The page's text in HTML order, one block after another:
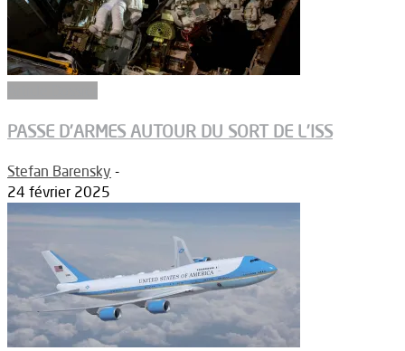
PASSE D’ARMES AUTOUR DU SORT DE L’ISS
Stefan Barensky -
24 février 2025